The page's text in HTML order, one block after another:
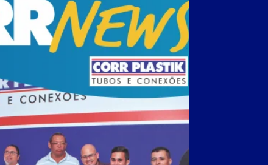
Notícias Página atual